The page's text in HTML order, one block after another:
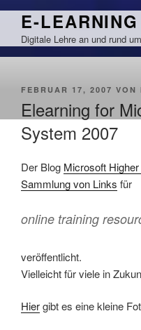
Zum
springen
E-
Digitale Lehre an und rund
VERÖFFENTLICHT
FEBRUAR 17, 2007 VON
Elearning for
System 2007
Der Blog Microsoft
Sammlung von Links für
online training
veröffentlicht.
Vielleicht für viele in
Hiergibt es eine kleine